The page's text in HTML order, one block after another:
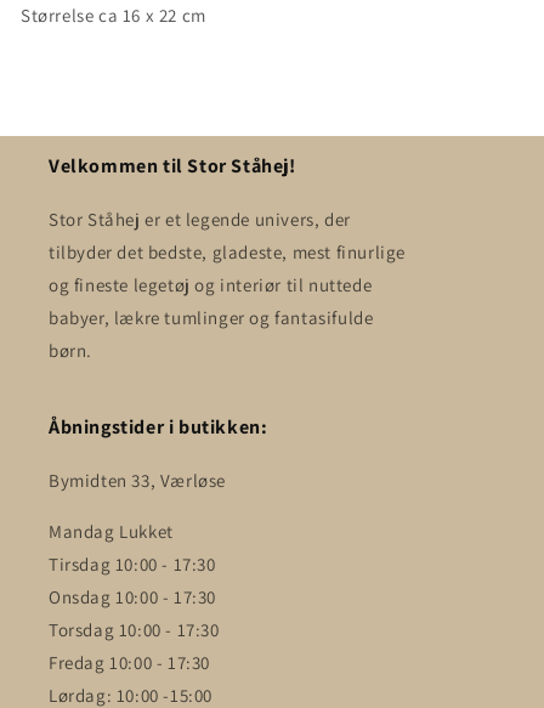
Størrelse ca 16 x 22 cm
Velkommen til Stor Ståhej!
Stor Ståhej er et legende univers, der
tilbyder det bedste, gladeste, mest finurlige
og fineste legetøj og interiør til nuttede
babyer, lækre tumlinger og fantasifulde
børn.
Åbningstider i butikken:
Bymidten 33, Værløse
Mandag Lukket
Tirsdag 10:00 - 17:30
Onsdag 10:00 - 17:30
Torsdag 10:00 - 17:30
Fredag 10:00 - 17:30
Lørdag: 10:00 -15:00